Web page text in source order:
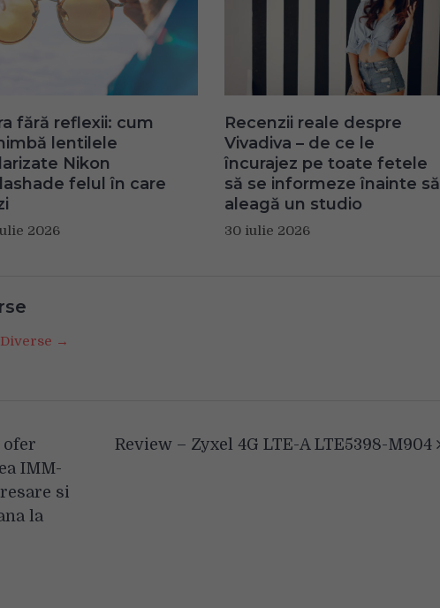
fără reflexii: cum
lentilele
Nikon
felul în care
2026
Recenzii reale despre
Vivadiva – de ce le
încurajez pe toate fetele
să se informeze înainte să
aleagă un studio
30 iulie 2026
→
ofer
IMM-
si
la
Review – Zyxel 4G LTE-A LTE5398-M904